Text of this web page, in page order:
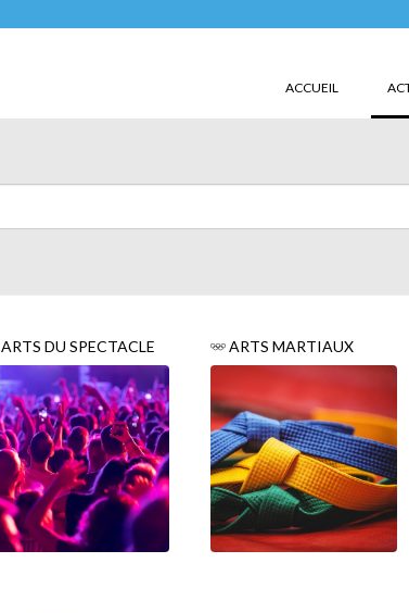
ACCUEIL
ARTS DU SPECTACLE ARTS MARTIAUX